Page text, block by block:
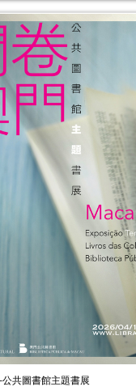
共圖書館主題書展